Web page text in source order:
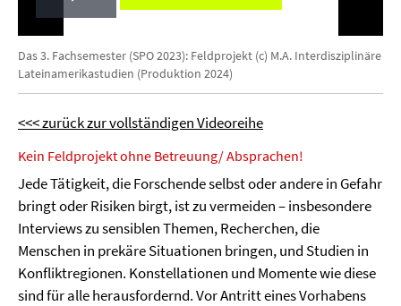
Play
Video
Das 3. Fachsemester (SPO 2023): Feldprojekt (c) M.A. Interdisziplinäre
Lateinamerikastudien (Produktion 2024)
<<< zurück zur vollständigen Videoreihe
Kein Feldprojekt ohne Betreuung/ Absprachen!
Jede Tätigkeit, die Forschende selbst oder andere in Gefahr
bringt oder Risiken birgt, ist zu vermeiden – insbesondere
Interviews zu sensiblen Themen, Recherchen, die
Menschen in prekäre Situationen bringen, und Studien in
Konfliktregionen. Konstellationen und Momente wie diese
sind für alle herausfordernd. Vor Antritt eines Vorhabens